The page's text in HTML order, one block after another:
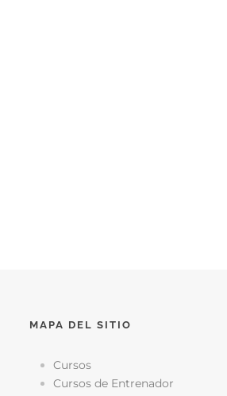
MAPA DEL SITIO
Cursos
Cursos de Entrenador